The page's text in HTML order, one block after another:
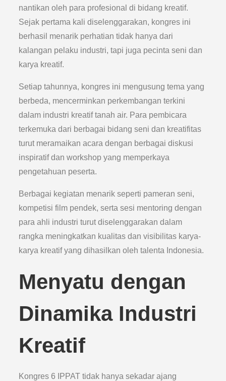
nantikan oleh para profesional di bidang kreatif.
Sejak pertama kali diselenggarakan, kongres ini
berhasil menarik perhatian tidak hanya dari
kalangan pelaku industri, tapi juga pecinta seni dan
karya kreatif.
Setiap tahunnya, kongres ini mengusung tema yang
berbeda, mencerminkan perkembangan terkini
dalam industri kreatif tanah air. Para pembicara
terkemuka dari berbagai bidang seni dan kreatifitas
turut meramaikan acara dengan berbagai diskusi
inspiratif dan workshop yang memperkaya
pengetahuan peserta.
Berbagai kegiatan menarik seperti pameran seni,
kompetisi film pendek, serta sesi mentoring dengan
para ahli industri turut diselenggarakan dalam
rangka meningkatkan kualitas dan visibilitas karya-
karya kreatif yang dihasilkan oleh talenta Indonesia.
Menyatu dengan
Dinamika Industri
Kreatif
Kongres 6 IPPAT tidak hanya sekadar ajang